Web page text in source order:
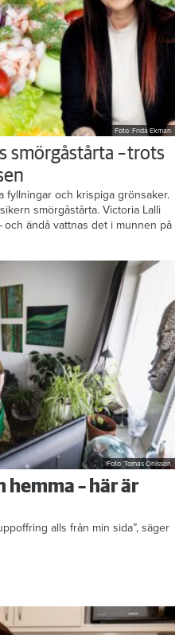
Foto: Frida Ekman
smörgåstårta – trots
fyllningar och krispiga grönsaker.
smörgåstårta. Victoria Lalli
ändå vattnas det i munnen på
Foto: Tomas Ohlsson
hemma – här är
alls från min sida”, säger